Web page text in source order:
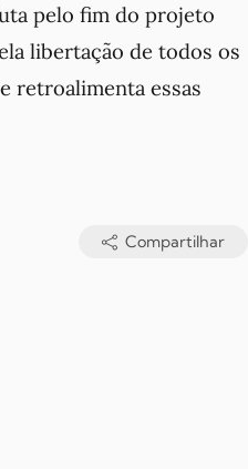
pelo fim do projeto
libertação de todos os
retroalimenta essas
Compartilhar